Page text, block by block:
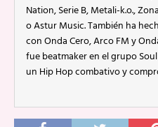
Nation, Serie B, Metali-k.o.,
o Astur Music. También ha
con Onda Cero, Arco FM y
fue beatmaker en el grupo
un Hip Hop combativo y